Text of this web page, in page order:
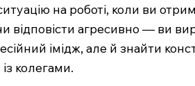
на роботі, коли ви
відповісти агресивно — ви
імідж, але й знайти
колегами.